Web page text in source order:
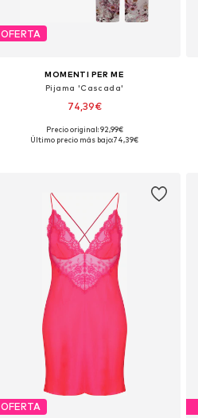
OFERTA
MOMENTI PER ME
Pijama 'Cascada'
74,39€
Tallas disponibles: S, M
Precio original: 92,99€
Último precio más bajo:74,39€
OFERTA